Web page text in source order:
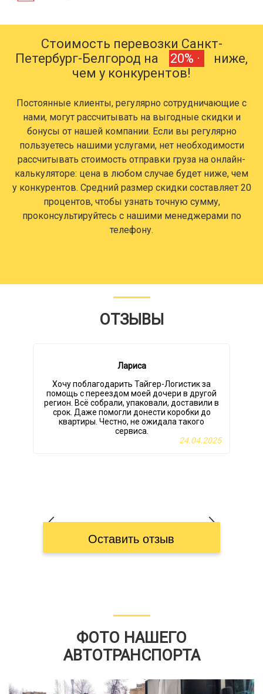
Стоимость перевозки Санкт-
Петербург-Белгород на
20% ·
ниже,
чем у конкурентов!
Постоянные клиенты, регулярно сотрудничающие с
нами, могут рассчитывать на выгодные скидки и
бонусы от нашей компании. Если вы регулярно
пользуетесь нашими услугами, нет необходимости
рассчитывать стоимость отправки груза на онлайн-
калькуляторе: цена в любом случае будет ниже, чем
у конкурентов. Средний размер скидки составляет 20
процентов, чтобы узнать точную сумму,
проконсультируйтесь с нашими менеджерами по
телефону.
ОТЗЫВЫ
Лариса
Хочу поблагодарить Тайгер-Логистик за
помощь с переездом моей дочери в другой
регион. Всё собрали, упаковали, доставили в
срок. Даже помогли донести коробки до
квартиры. Честно, не ожидала такого
сервиса.
24.04.2025
Оставить отзыв
ФОТО НАШЕГО
АВТОТРАНСПОРТА